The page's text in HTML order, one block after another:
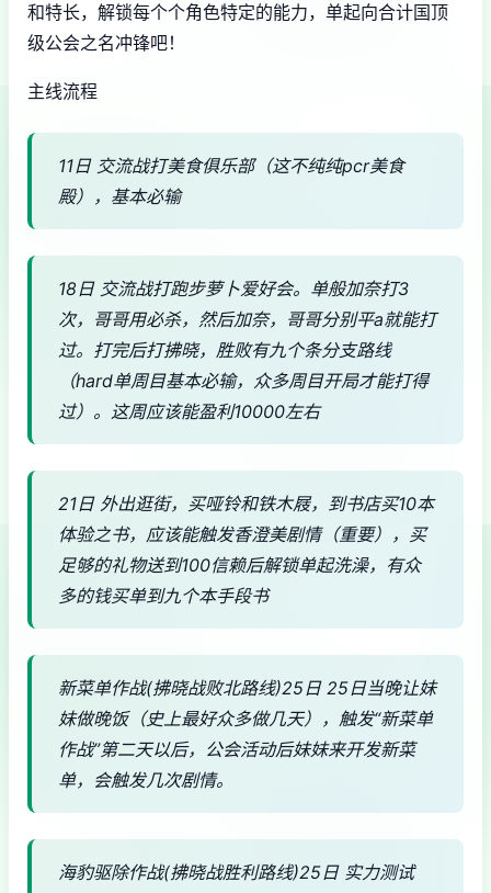
和特长，解锁每个个角色特定的能力，单起向合计国顶
级公会之名冲锋吧！
主线流程
11日 交流战打美食俱乐部（这不纯纯pcr美食
殿），基本必输
18日 交流战打跑步萝卜爱好会。单般加奈打3
次，哥哥用必杀，然后加奈，哥哥分别平a就能打
过。打完后打拂晓，胜败有九个条分支路线
（hard单周目基本必输，众多周目开局才能打得
过）。这周应该能盈利10000左右
21日 外出逛街，买哑铃和铁木屐，到书店买10本
体验之书，应该能触发香澄美剧情（重要），买
足够的礼物送到100信赖后解锁单起洗澡，有众
多的钱买单到九个本手段书
新菜单作战(拂晓战败北路线)25日 25日当晚让妹
妹做晚饭（史上最好众多做几天），触发“新菜单
作战”第二天以后，公会活动后妹妹来开发新菜
单，会触发几次剧情。
海豹驱除作战(拂晓战胜利路线)25日 实力测试